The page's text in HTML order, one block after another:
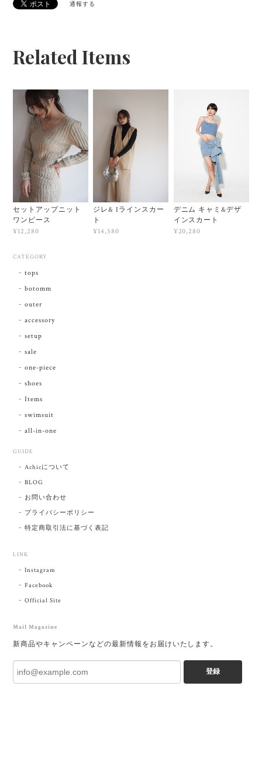
通報する
Related Items
セットアップニット
ワンピース
¥12,280
ジレ& Iラインスカー
ト
¥14,580
デニム キャミ&デザ
インスカート
¥20,280
CATEGORY
tops
botomm
outer
accessory
setup
sale
one-piece
shoes
Items
swimsuit
all-in-one
GUIDE
Achicについて
BLOG
お問い合わせ
プライバシーポリシー
特定商取引法に基づく表記
LINK
Instagram
Facebook
Official Site
Mail Magazine
新商品やキャンペーンなどの最新情報をお届けいたします。
登録